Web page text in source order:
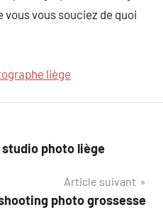
vous vous souciez de quoi
liège
studio photo liège
Article suivant
photo grossesse